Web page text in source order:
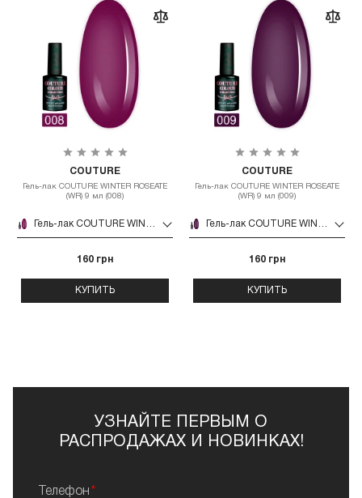
COUTURE
Гель-лак COUTURE WINTER ROSEATE
(WR) 9 мл (008)
160 грн
КУПИТЬ
COUTURE
Гель-лак COUTURE WINTER ROSEATE
(WR) 9 мл (009)
160 грн
КУПИТЬ
УЗНАЙТЕ ПЕРВЫМ О
РАСПРОДАЖАХ И НОВИНКАХ!
Телефон